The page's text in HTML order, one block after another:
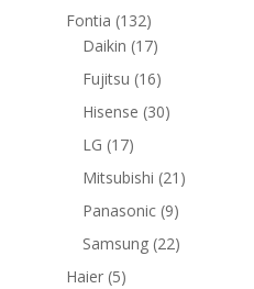
productos
Fontia 132132
productos
Daikin 1717
productos
Fujitsu 1616
productos
Hisense 3030
LG 1717
productos
Mitsubishi 21 21
Panasonic 99
productos
Samsung 2222
Haier 55